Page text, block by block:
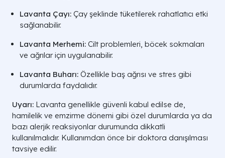
Lavanta Çayı: Çay şeklinde tüketilerek rahatlatıcı etki
sağlanabilir.
Lavanta Merhemi: Cilt problemleri, böcek sokmaları
ve ağrılar için uygulanabilir.
Lavanta Buharı: Özellikle baş ağrısı ve stres gibi
durumlarda faydalıdır.
Uyarı: Lavanta genellikle güvenli kabul edilse de,
hamilelik ve emzirme dönemi gibi özel durumlarda ya da
bazı alerjik reaksiyonlar durumunda dikkatli
kullanılmalıdır. Kullanımdan önce bir doktora danışılması
tavsiye edilir.